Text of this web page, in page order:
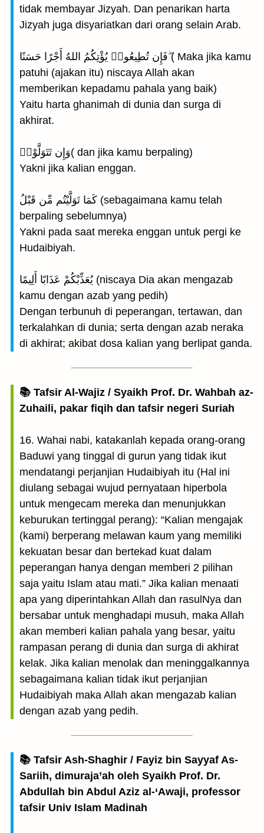
tidak membayar Jizyah. Dan penarikan harta
Jizyah juga disyariatkan dari orang selain Arab.
فَإِن تُطِيعُوا۟ يُؤْتِكُمُ اللهُ أَجْرًا حَسَنًا ۖ( Maka jika kamu
patuhi (ajakan itu) niscaya Allah akan
memberikan kepadamu pahala yang baik)
Yaitu harta ghanimah di dunia dan surga di
akhirat.
وَإِن تَتَوَلَّوْا۟( dan jika kamu berpaling)
Yakni jika kalian enggan.
كَمَا تَوَلَّيْتُم مِّن قَبْلُ (sebagaimana kamu telah
berpaling sebelumnya)
Yakni pada saat mereka enggan untuk pergi ke
Hudaibiyah.
يُعَذِّبْكُمْ عَذَابًا أَلِيمًا (niscaya Dia akan mengazab
kamu dengan azab yang pedih)
Dengan terbunuh di peperangan, tertawan, dan
terkalahkan di dunia; serta dengan azab neraka
di akhirat; akibat dosa kalian yang berlipat ganda.
📚 Tafsir Al-Wajiz / Syaikh Prof. Dr. Wahbah az-
Zuhaili, pakar fiqih dan tafsir negeri Suriah
16. Wahai nabi, katakanlah kepada orang-orang
Baduwi yang tinggal di gurun yang tidak ikut
mendatangi perjanjian Hudaibiyah itu (Hal ini
diulang sebagai wujud pernyataan hiperbola
untuk mengecam mereka dan menunjukkan
keburukan tertinggal perang): “Kalian mengajak
(kami) berperang melawan kaum yang memiliki
kekuatan besar dan bertekad kuat dalam
peperangan hanya dengan memberi 2 pilihan
saja yaitu Islam atau mati.” Jika kalian menaati
apa yang diperintahkan Allah dan rasulNya dan
bersabar untuk menghadapi musuh, maka Allah
akan memberi kalian pahala yang besar, yaitu
rampasan perang di dunia dan surga di akhirat
kelak. Jika kalian menolak dan meninggalkannya
sebagaimana kalian tidak ikut perjanjian
Hudaibiyah maka Allah akan mengazab kalian
dengan azab yang pedih.
📚 Tafsir Ash-Shaghir / Fayiz bin Sayyaf As-
Sariih, dimuraja’ah oleh Syaikh Prof. Dr.
Abdullah bin Abdul Aziz al-‘Awaji, professor
tafsir Univ Islam Madinah